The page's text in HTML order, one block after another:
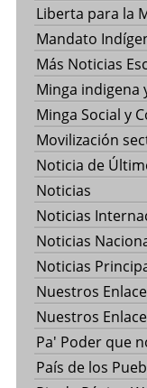
Liberta para la
Mandato
Más Noticias
Minga indigena
Minga Social y
Movilización
Noticia de
Noticias
Noticias
Noticias
Noticias
Nuestros
Nuestros
Pa' Poder que
País de los